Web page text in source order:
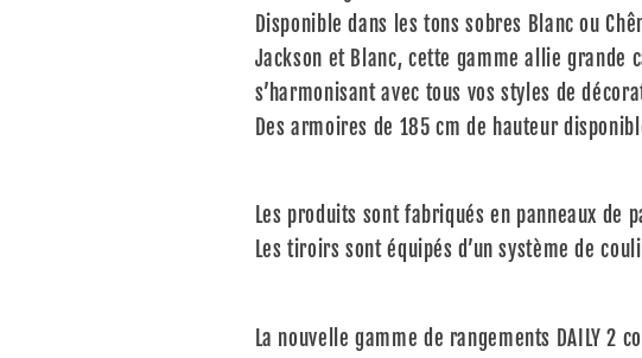
Disponible dans les tons sobres Blanc ou
Jackson et Blanc, cette gamme allie grande
s’harmonisant avec tous vos styles de
Des armoires de 185 cm de hauteur
Les produits sont fabriqués en panneaux de
Les tiroirs sont équipés d’un système de
La nouvelle gamme de rangements DAILY 2